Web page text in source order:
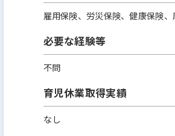
雇用保険、労災保険、健康保険
必要な経験等
不問
育児休業取得実績
なし